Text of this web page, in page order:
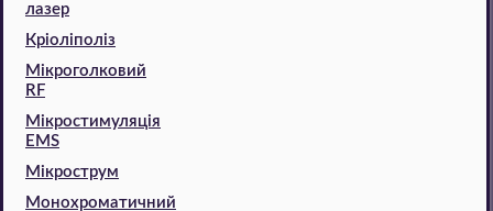
лазер
Кріоліполіз
Мікроголковий
RF
Мікростимуляція
EMS
Мікрострум
Монохроматичний